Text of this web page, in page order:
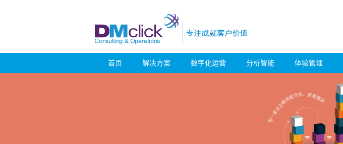
首页 解决方案 数字化运营 分析智能 体验管理